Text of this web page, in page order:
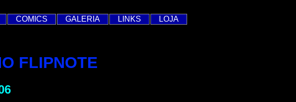
COMICS GALERIA LINKS
LOJA
FLIPNOTE